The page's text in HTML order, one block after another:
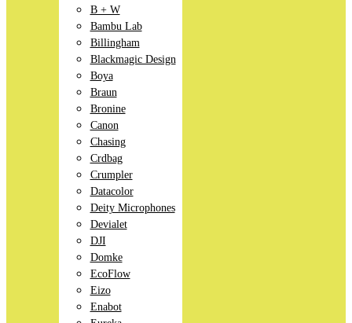
B + W
Bambu Lab
Billingham
Blackmagic Design
Boya
Braun
Bronine
Canon
Chasing
Crdbag
Crumpler
Datacolor
Deity Microphones
Devialet
DJI
Domke
EcoFlow
Eizo
Enabot